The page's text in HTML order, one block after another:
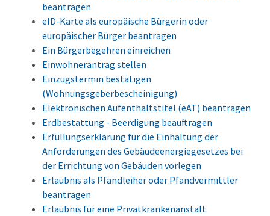
beantragen
eID-Karte als europäische Bürgerin oder
europäischer Bürger beantragen
Ein Bürgerbegehren einreichen
Einwohnerantrag stellen
Einzugstermin bestätigen
(Wohnungsgeberbescheinigung)
Elektronischen Aufenthaltstitel (eAT) beantragen
Erdbestattung - Beerdigung beauftragen
Erfüllungserklärung für die Einhaltung der
Anforderungen des Gebäudeenergiegesetzes bei
der Errichtung von Gebäuden vorlegen
Erlaubnis als Pfandleiher oder Pfandvermittler
beantragen
Erlaubnis für eine Privatkrankenanstalt